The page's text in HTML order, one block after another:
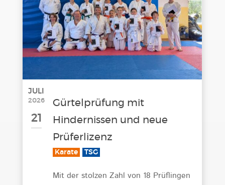
JULI
2026
21
Gürtelprüfung mit
Hindernissen und neue
Prüferlizenz
Karate TSG
Mit der stolzen Zahl von 18 Prüflingen